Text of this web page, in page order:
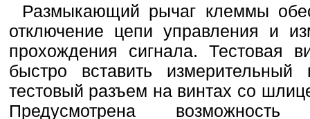
Размыкающий рычаг клеммы
отключение цепи управления и
прохождения сигнала. Тестовая
быстро вставить
тестовый разъем на винтах со
Предусмотрена возможность